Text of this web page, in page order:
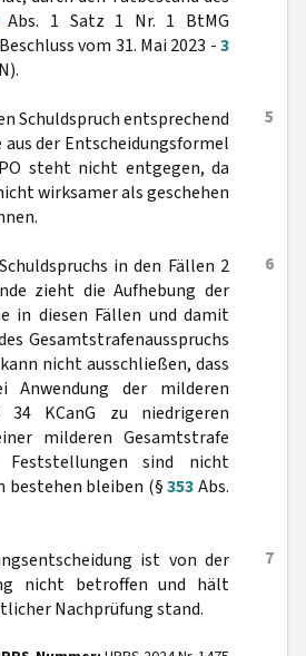
1 Satz 1 Nr. 1 BtMG
vom 31. Mai 2023 -3
5
Schuldspruch entsprechend
aus der Entscheidungsformel
steht nicht entgegen, da
wirksamer als geschehen
6
in den Fällen 2
zieht die Aufhebung der
in diesen Fällen und damit
Gesamtstrafenausspruchs
nicht ausschließen, dass
Anwendung der milderen
KCanG zu niedrigeren
milderen Gesamtstrafe
sind nicht
bestehen bleiben (§353Abs.
7
ist von der
nicht betroffen und hält
Nachprüfung stand.